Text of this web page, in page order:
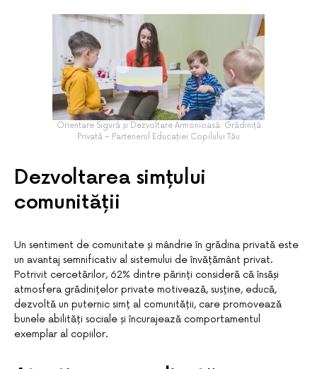
Orientare Sigură și Dezvoltare Armonioasă: Grădiniță
Privată – Partenerul Educației Copilului Tău
Dezvoltarea simțului
comunității
Un sentiment de comunitate și mândrie în grădina privată este
un avantaj semnificativ al sistemului de învățământ privat.
Potrivit cercetărilor, 62% dintre părinți consideră că însăși
atmosfera grădinițelor private motivează, susține, educă,
dezvoltă un puternic simț al comunității, care promovează
bunele abilități sociale și încurajează comportamentul
exemplar al copiilor.